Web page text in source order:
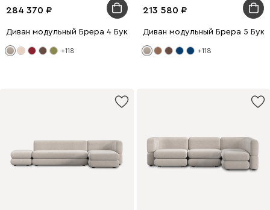
284 370
Диван модульный Брера 4 Букле Бежевый
+118
213 580
Диван модульный Брера 5
+118